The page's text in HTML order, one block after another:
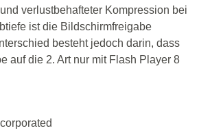
verlustbehafteter Kompression bei
ist die Bildschirmfreigabe
besteht jedoch darin, dass
auf die 2. Art nur mit Flash Player 8